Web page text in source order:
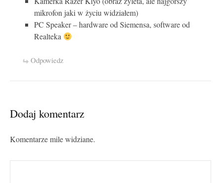
mikrofon jaki w życiu widziałem)
PC Speaker – hardware od Siemensa, software od
Realteka
Odpowiedz
Dodaj komentarz
Komentarze mile widziane.